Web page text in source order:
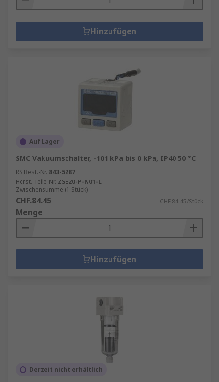
Hinzufügen
Auf Lager
SMC Vakuumschalter, -101 kPa bis 0 kPa, IP40 50 °C
RS Best.-Nr. 843-5287
Herst. Teile-Nr. ZSE20-P-N01-L
Zwischensumme (1 Stück)
CHF.84.45 CHF.84.45/Stück
Menge
Hinzufügen
Derzeit nicht erhältlich